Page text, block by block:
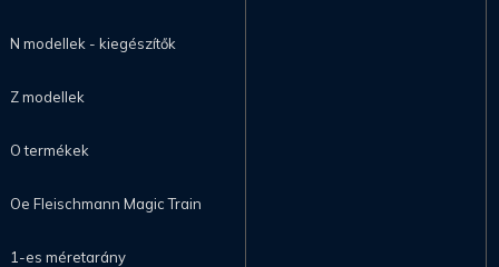
N modellek - kiegészítők
Z modellek
O termékek
Oe Fleischmann Magic Train
1-es méretarány